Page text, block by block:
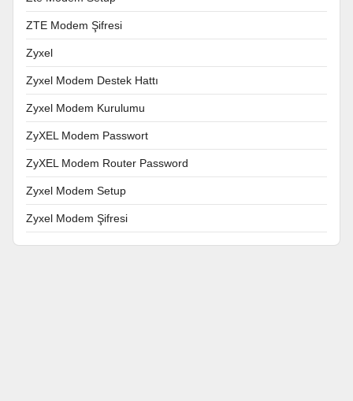
ZTE Modem Şifresi
Zyxel
Zyxel Modem Destek Hattı
Zyxel Modem Kurulumu
ZyXEL Modem Passwort
ZyXEL Modem Router Password
Zyxel Modem Setup
Zyxel Modem Şifresi